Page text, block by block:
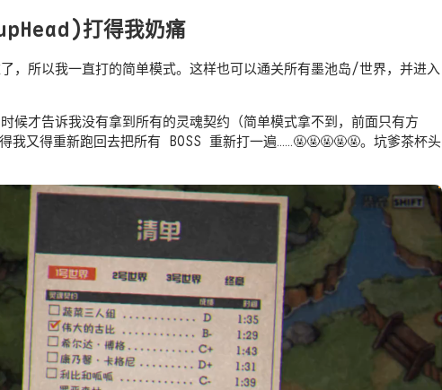
打得我奶痛
，所以我一直打的简单模式。这样也可以通关所有墨池岛/世界，并进入
候才告诉我没有拿到所有的灵魂契约（简单模式拿不到，前面只有方
我又得重新跑回去把所有 BOSS 重新打一遍……🤬🤬🤬🤬🤬。坑爹茶杯头